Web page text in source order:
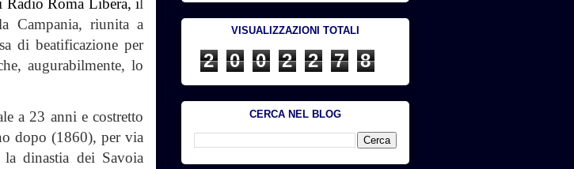
Radio Roma Libera, il
Campania, riunita a
di beatificazione per
augurabilmente, lo
a 23 anni e costretto
dopo (1860), per via
dinastia dei Savoia
VISUALIZZAZIONI TOTALI
2 0 0 2 2 7 8
CERCA NEL BLOG